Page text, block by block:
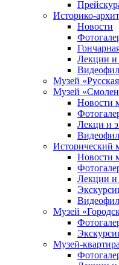
Историко-
Новости
Лекции и
Музей
Музей
Новости
Лекци и
Исторический
Новости
Лекции и
Музей
Музей-